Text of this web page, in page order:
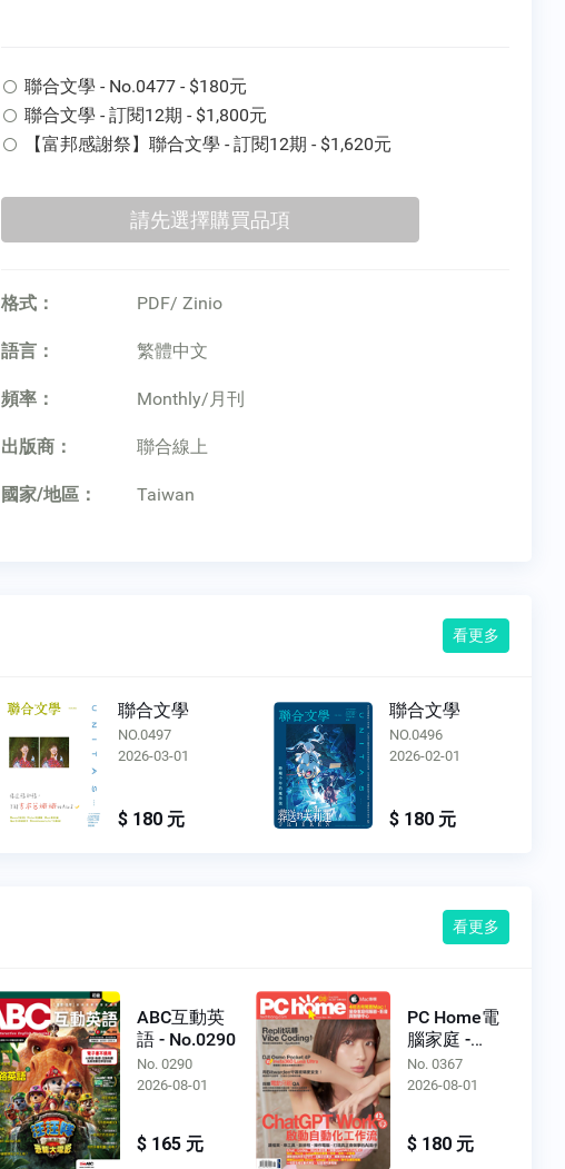
聯合文學 - No.0477 - $180元
聯合文學 - 訂閱12期 - $1,800元
【富邦感謝祭】聯合文學 - 訂閱12期 - $1,620元
格式： PDF/ Zinio
語言： 繁體中文
頻率： Monthly/月刊
出版商： 聯合線上
國家/地區： Taiwan
看更多
聯合文學
NO.0496
2026-02-01
$ 180 元
聯合文學
NO.0495
2026-01-01
$ 180 元
看更多
ABC互動英
語 - No.0290
No. 0290
2026-08-01
$ 165 元
PC Home電
腦家庭 -
No.0367
No. 0367
2026-08-01
$ 180 元